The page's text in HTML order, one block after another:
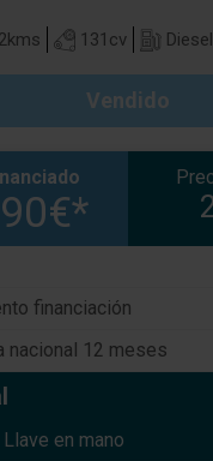
kms 131 cv Diesel
Vendido
financiación
nacional 12 meses
en mano